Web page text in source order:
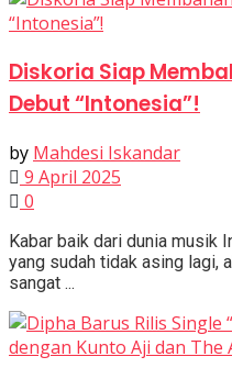
Diskoria Siap
Debut “Intonesia”!
by Mahdesi Iskandar
9 April 2025
0
Kabar baik dari dunia musik
yang sudah tidak asing lagi,
sangat ...